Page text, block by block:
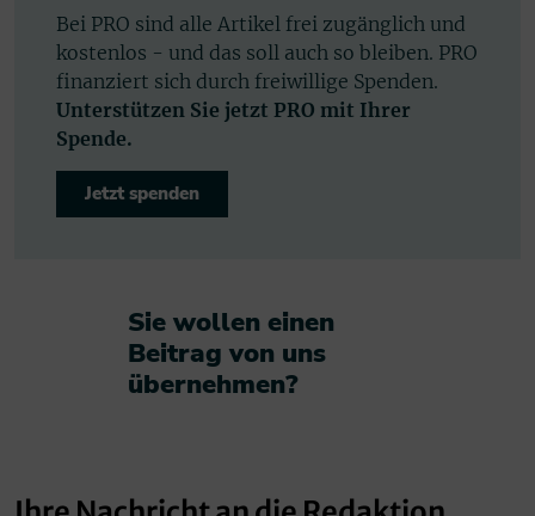
Bei PRO sind alle Artikel frei zugänglich und
kostenlos - und das soll auch so bleiben. PRO
finanziert sich durch freiwillige Spenden.
Unterstützen Sie jetzt PRO mit Ihrer
Spende.
Jetzt spenden
Sie wollen einen
Beitrag von uns
übernehmen?​